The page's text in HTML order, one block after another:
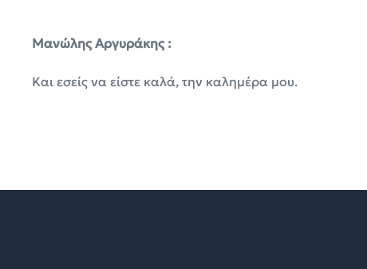
Μανώλης Αργυράκης :
Και εσείς να είστε καλά, την καλημέρα μου.